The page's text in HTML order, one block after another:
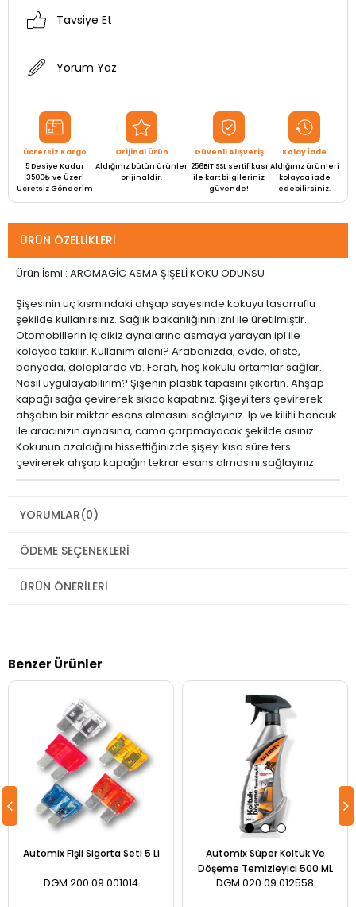
Tavsiye Et
Yorum Yaz
Ücretsiz Kargo
5 Desiye Kadar
3500₺ ve Üzeri
Ücretsiz Gönderim
Orijinal Ürün
Aldığınız bütün ürünler
orijinaldir.
Güvenli Alışveriş
256BIT SSL sertifikası
ile kart bilgileriniz
güvende!
Kolay İade
Aldığınız ürünleri
kolayca iade
edebilirsiniz.
ÜRÜN ÖZELLIKLERI
Ürün İsmi : AROMAGİC ASMA ŞİŞELİ KOKU ODUNSU
Şişesinin uç kısmındaki ahşap sayesinde kokuyu tasarruflu
şekilde kullanırsınız. Sağlık bakanlığının izni ile üretilmiştir.
Otomobillerin iç dikiz aynalarına asmaya yarayan ipi ile
kolayca takılır. Kullanım alanı? Arabanızda, evde, ofiste,
banyoda, dolaplarda vb. Ferah, hoş kokulu ortamlar sağlar.
Nasıl uygulayabilirim? Şişenin plastik tapasını çıkartın. Ahşap
kapağı sağa çevirerek sıkıca kapatınız. Şişeyi ters çevirerek
ahşabın bir miktar esans almasını sağlayınız. Ip ve kilitli boncuk
ile aracınızın aynasına, cama çarpmayacak şekilde asınız.
Kokunun azaldığını hissettiğinizde şişeyi kısa süre ters
çevirerek ahşap kapağın tekrar esans almasını sağlayınız.
YORUMLAR(0)
ÖDEME SEÇENEKLERI
ÜRÜN ÖNERILERI
Benzer Ürünler
Automix Fişli Sigorta Seti 5 Li
DGM.200.09.001014
Automix Süper Koltuk Ve
Döşeme Temizleyici 500 ML
DGM.020.09.012558